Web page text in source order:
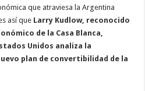
que atraviesa la Argentina
así que Larry Kudlow, reconocido
de la Casa Blanca,
Unidos analiza la
plan de convertibilidad de la